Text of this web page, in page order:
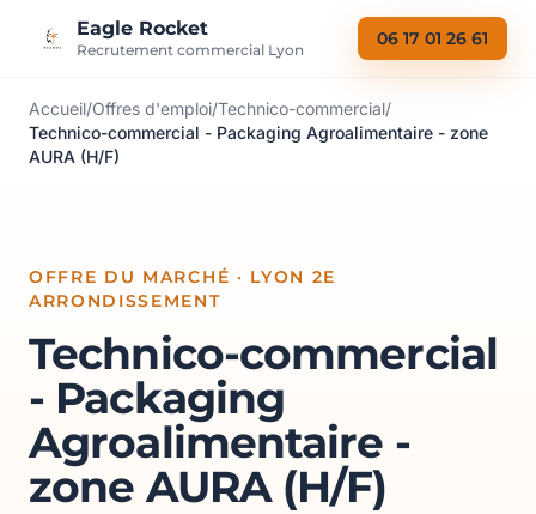
Eagle Rocket
Recrutement commercial Lyon
06 17 01 26 61
Accueil/Offres d'emploi/Technico-commercial/
Technico-commercial - Packaging Agroalimentaire - zone
AURA (H/F)
OFFRE DU MARCHÉ · LYON 2E
ARRONDISSEMENT
Technico-commercial
- Packaging
Agroalimentaire -
zone AURA (H/F)